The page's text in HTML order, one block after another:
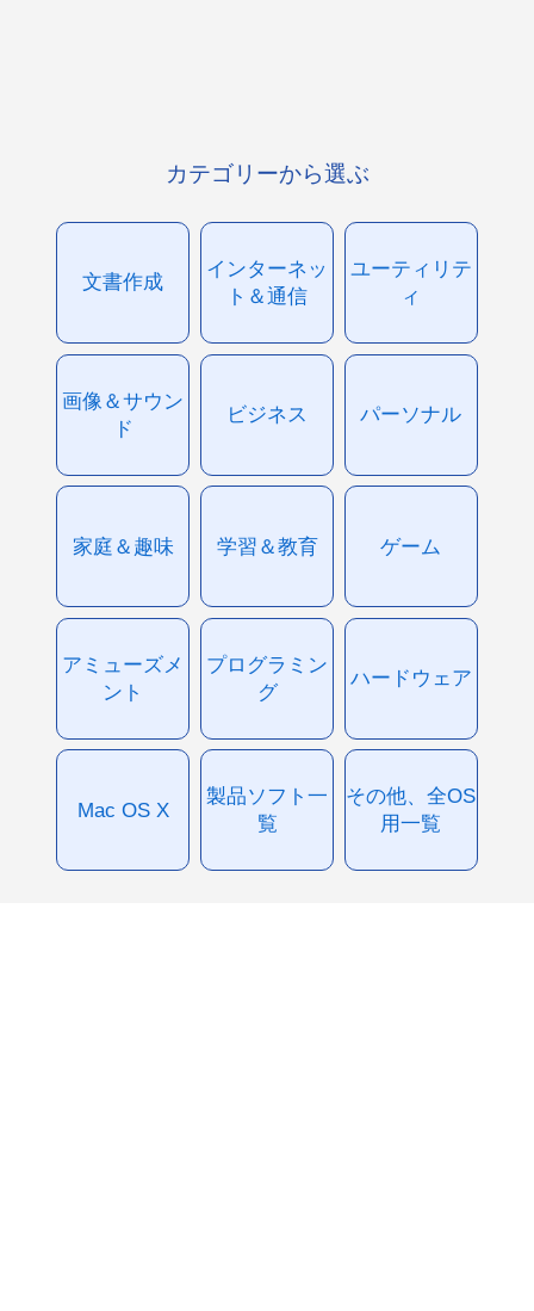
カテゴリーから選ぶ
文書作成
インターネッ
ト＆通信
ユーティリテ
ィ
画像＆サウン
ド
ビジネス パーソナル
家庭＆趣味 学習＆教育 ゲーム
アミューズメ
ント
プログラミン
グ
ハードウェア
Mac OS X
製品ソフト一
覧
その他、全OS
用一覧